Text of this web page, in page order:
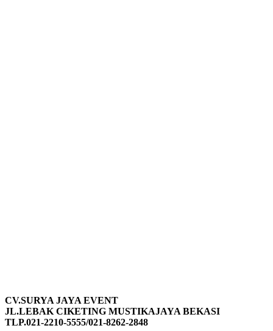
CV.SURYA JAYA EVENT
JL.LEBAK CIKETING MUSTIKAJAYA BEKASI
TLP.021-2210-5555/021-8262-2848